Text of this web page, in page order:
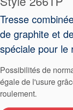
Tresse
de graphite et
spéciale pour le
Possibilités de
égale de l'usure
roulement.